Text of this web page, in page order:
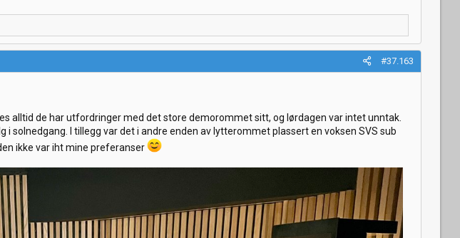
#37.163
alltid de har utfordringer med det store demorommet sitt, og lørdagen var intet unntak.
solnedgang. I tillegg var det i andre enden av lytterommet plassert en voksen SVS sub
ikke var iht mine preferanser